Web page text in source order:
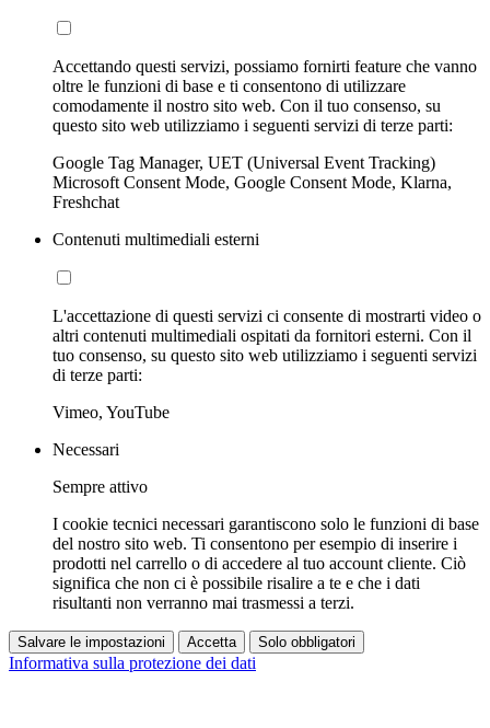
Accettando questi servizi, possiamo fornirti feature che vanno
oltre le funzioni di base e ti consentono di utilizzare
comodamente il nostro sito web. Con il tuo consenso, su
questo sito web utilizziamo i seguenti servizi di terze parti:
Google Tag Manager, UET (Universal Event Tracking)
Microsoft Consent Mode, Google Consent Mode, Klarna,
Freshchat
Contenuti multimediali esterni
L'accettazione di questi servizi ci consente di mostrarti video o
altri contenuti multimediali ospitati da fornitori esterni. Con il
tuo consenso, su questo sito web utilizziamo i seguenti servizi
di terze parti:
Vimeo, YouTube
Necessari
Sempre attivo
I cookie tecnici necessari garantiscono solo le funzioni di base
del nostro sito web. Ti consentono per esempio di inserire i
prodotti nel carrello o di accedere al tuo account cliente. Ciò
significa che non ci è possibile risalire a te e che i dati
risultanti non verranno mai trasmessi a terzi.
Salvare le impostazioni Accetta Solo obbligatori
Informativa sulla protezione dei dati